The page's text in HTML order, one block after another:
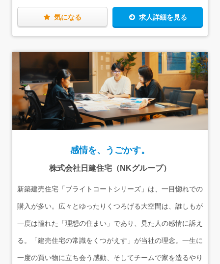
気になる 求人詳細を見る
感情を、うごかす。
株式会社日建住宅（NKグループ）
新築建売住宅「ブライトコートシリーズ」は、一目惚れでの
購入が多い。広々とゆったりくつろげる大空間は、誰しもが
一度は憧れた「理想の住まい」であり、見た人の感情に訴え
る。「建売住宅の常識をくつがえす」が当社の理念。一生に
一度の買い物に立ち会う感動、そしてチームで家を造るやり